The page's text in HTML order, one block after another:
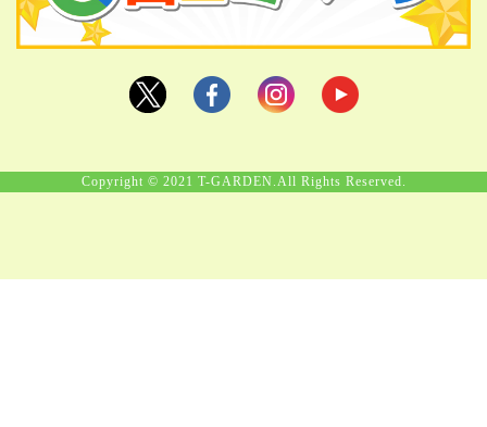
Copyright © 2021 T-GARDEN.All Rights Reserved.